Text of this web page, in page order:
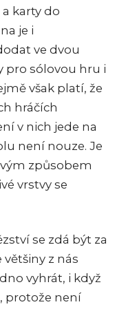
karty do
je i
ve dvou
sólovou hru i
však platí, že
hráčích
v nich jede na
není nouze. Je
způsobem
vrstvy se
se zdá být za
z nás
vyhrát, i když
protože není